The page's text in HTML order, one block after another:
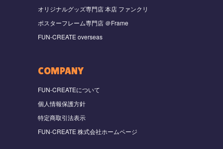
オリジナルグッズ専門店 本店 ファンクリ
ポスターフレーム専門店 ＠Frame
FUN-CREATE overseas
COMPANY
FUN-CREATEについて
個人情報保護方針
特定商取引法表示
FUN-CREATE 株式会社ホームページ